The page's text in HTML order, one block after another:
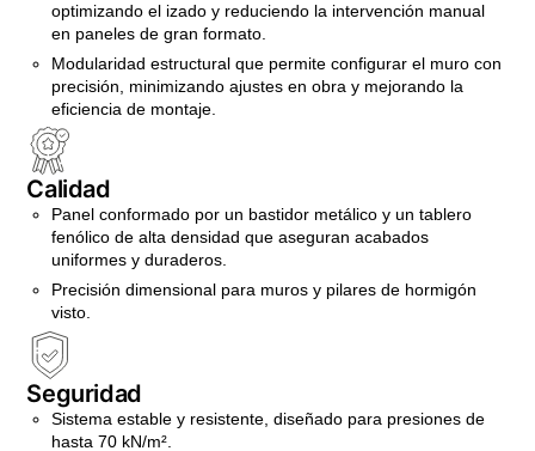
optimizando el izado y reduciendo la intervención manual
en paneles de gran formato.
Modularidad estructural que permite configurar el muro con
precisión, minimizando ajustes en obra y mejorando la
eficiencia de montaje.
Calidad
Panel conformado por un bastidor metálico y un tablero
fenólico de alta densidad que aseguran acabados
uniformes y duraderos.
Precisión dimensional para muros y pilares de hormigón
visto.
Seguridad
Sistema estable y resistente, diseñado para presiones de
hasta 70 kN/m².